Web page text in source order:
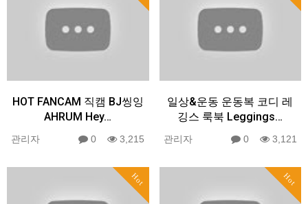
HOT FANCAM 직캠 BJ씽잉
AHRUM Hey…
관리자 0 3,215
일상&운동 운동복 코디 레
깅스 룩북 Leggings…
관리자 0 3,121
Hot Hot